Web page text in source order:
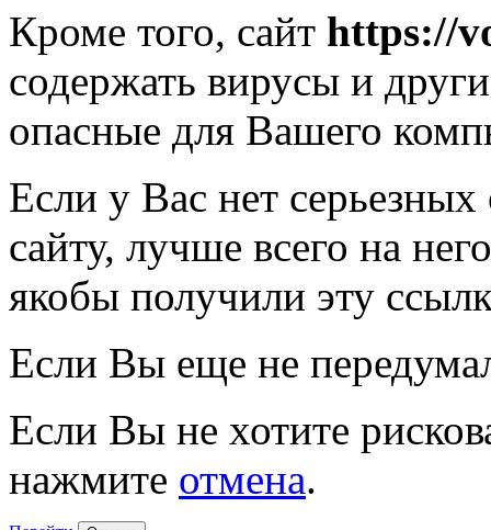
Кроме того, сайт https://
содержать вирусы и
опасные для Вашего
Если у Вас нет
сайту, лучше всего на
якобы получили эту
Если Вы еще не
Если Вы не хотите
нажмите отмена.